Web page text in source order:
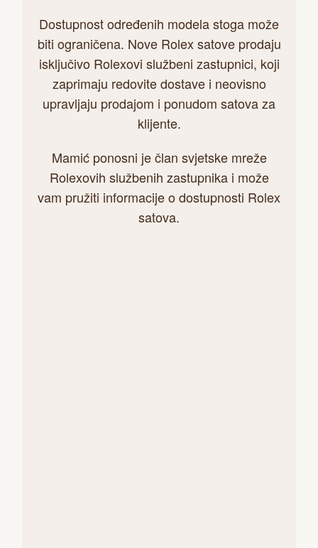
Dostupnost određenih modela stoga može
biti ograničena. Nove Rolex satove prodaju
isključivo Rolexovi službeni zastupnici, koji
zaprimaju redovite dostave i neovisno
upravljaju prodajom i ponudom satova za
klijente.
Mamić ponosni je član svjetske mreže
Rolexovih službenih zastupnika i može
vam pružiti informacije o dostupnosti Rolex
satova.